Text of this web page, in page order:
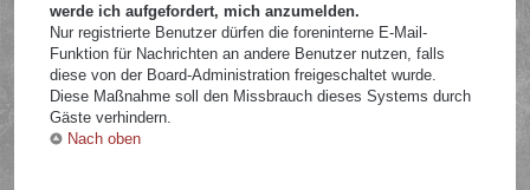
werde ich aufgefordert, mich anzumelden.
Nur registrierte Benutzer dürfen die foreninterne E-Mail-
Funktion für Nachrichten an andere Benutzer nutzen, falls
diese von der Board-Administration freigeschaltet wurde.
Diese Maßnahme soll den Missbrauch dieses Systems durch
Gäste verhindern.
Nach oben